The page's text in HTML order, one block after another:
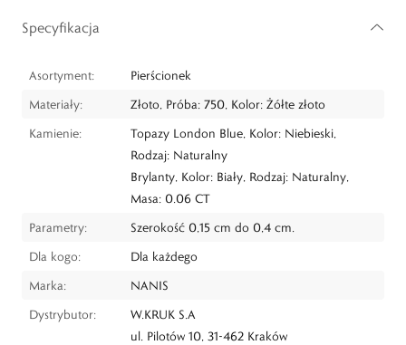
Specyfikacja
Asortyment:
Pierścionek
Materiały:
Złoto, Próba: 750, Kolor: Żółte złoto
Kamienie:
Topazy London Blue, Kolor: Niebieski,
Rodzaj: Naturalny
Brylanty, Kolor: Biały, Rodzaj: Naturalny,
Masa: 0.06 CT
Parametry:
Szerokość 0,15 cm do 0,4 cm.
Dla kogo:
Dla każdego
Marka:
NANIS
Dystrybutor:
W.KRUK S.A
ul. Pilotów 10, 31-462 Kraków